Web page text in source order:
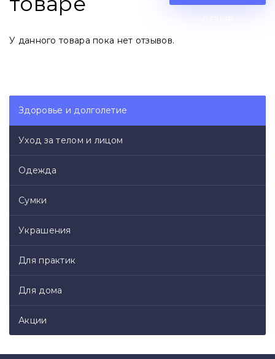
Здоровье и долголетие
Уход за телом и лицом
Одежда
Сумки
Украшения
Для практик
Для дома
Акции
Белый трюфель – самый редкий и дорогой подземный
«статуса» своим дорогим ароматом.
Особенно рекомендуем подавать к ризотто, пасте,
брускеттам и другим блюдам итальянской кухни.
У данного товара пока нет отзывов.